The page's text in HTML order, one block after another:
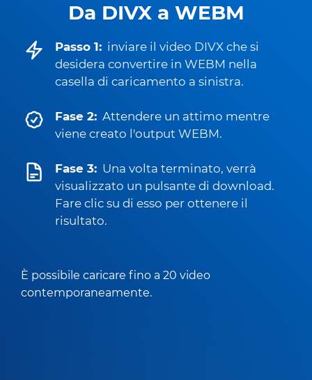
Da DIVX a WEBM
Passo 1: inviare il video DIVX che si
desidera convertire in WEBM nella
casella di caricamento a sinistra.
Fase 2: Attendere un attimo mentre
viene creato l'output WEBM.
Fase 3: Una volta terminato, verrà
visualizzato un pulsante di download.
Fare clic su di esso per ottenere il
risultato.
È possibile caricare fino a 20 video
contemporaneamente.